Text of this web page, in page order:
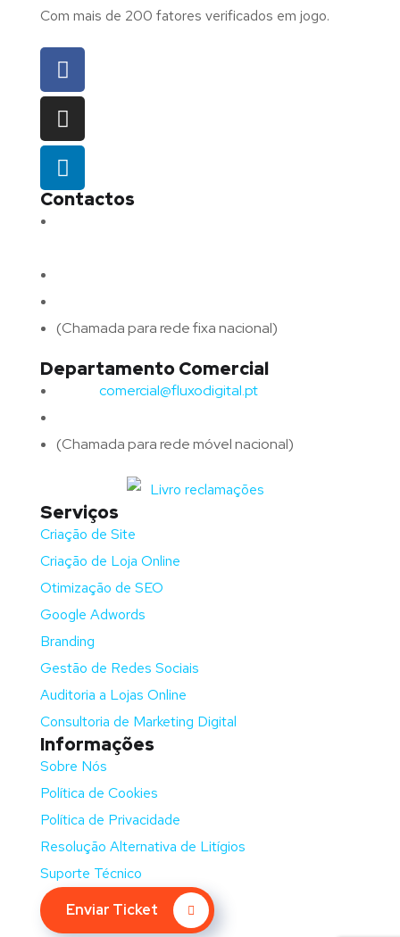
Com mais de 200 fatores verificados em jogo.
Contactos
(Chamada para rede fixa nacional)
Departamento Comercial
comercial@fluxodigital.pt
(Chamada para rede móvel nacional)
Serviços
Criação de Site
Criação de Loja Online
Otimização de SEO
Google Adwords
Branding
Gestão de Redes Sociais
Auditoria a Lojas Online
Consultoria de Marketing Digital
Informações
Sobre Nós
Política de Cookies
Política de Privacidade
Resolução Alternativa de Litígios
Suporte Técnico
Enviar Ticket